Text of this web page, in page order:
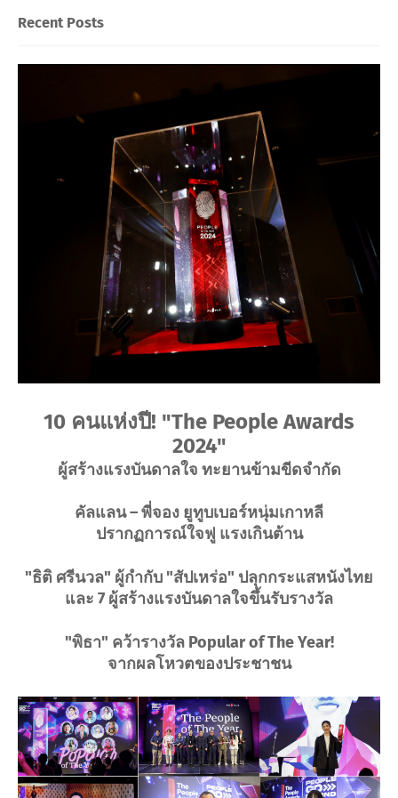
Recent Posts
10 คนแห่งปี! "The People Awards
2024"
ผู้สร้างแรงบันดาลใจ ทะยานข้ามขีดจำกัด
คัลแลน – พี่จอง ยูทูบเบอร์หนุ่มเกาหลี
ปรากฏการณ์ใจฟู แรงเกินต้าน
"ธิติ ศรีนวล" ผู้กำกับ "สัปเหร่อ" ปลุกกระแสหนังไทย
และ 7 ผู้สร้างแรงบันดาลใจขึ้นรับรางวัล
"พิธา" คว้ารางวัล Popular of The Year!
จากผลโหวตของประชาชน